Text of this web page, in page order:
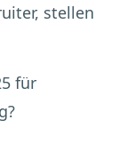
stellen
für